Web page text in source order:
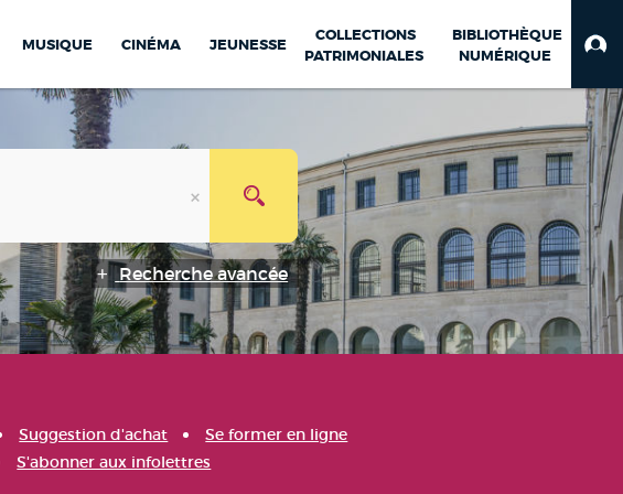
MUSIQUE CINÉMA JEUNESSE
COLLECTIONS
PATRIMONIALES
BIBLIOTHÈQUE
NUMÉRIQUE
Recherche avancée
Suggestion d'achat
Se former en ligne
S'abonner aux infolettres